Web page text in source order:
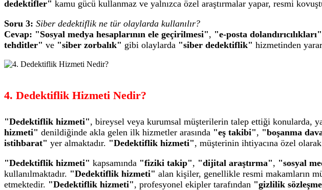
dedektifler" kamu gücü kullanmaz ve yalnızca özel araştırmalar yapar, resmi
Soru 3: Siber dedektiflik ne tür olaylarda kullanılır?
Cevap: "Sosyal medya hesaplarının ele geçirilmesi", "e-posta dolandırıcılıkları"
tehditler" ve "siber zorbalık" gibi olaylarda "siber dedektiflik" hizmetinden
4. Dedektiflik Hizmeti Nedir?
"Dedektiflik hizmeti", bireysel veya kurumsal müşterilerin talep ettiği konularda,
hizmeti" denildiğinde akla gelen ilk hizmetler arasında "eş takibi", "boşanma
istihbarat" yer almaktadır. "Dedektiflik hizmeti", müşterinin ihtiyacına özel
"Dedektiflik hizmeti" kapsamında "fiziki takip", "dijital araştırma", "sosyal
kullanılmaktadır. "Dedektiflik hizmeti" alan kişiler, genellikle resmi makamların
etmektedir. "Dedektiflik hizmeti", profesyonel ekipler tarafından "gizlilik